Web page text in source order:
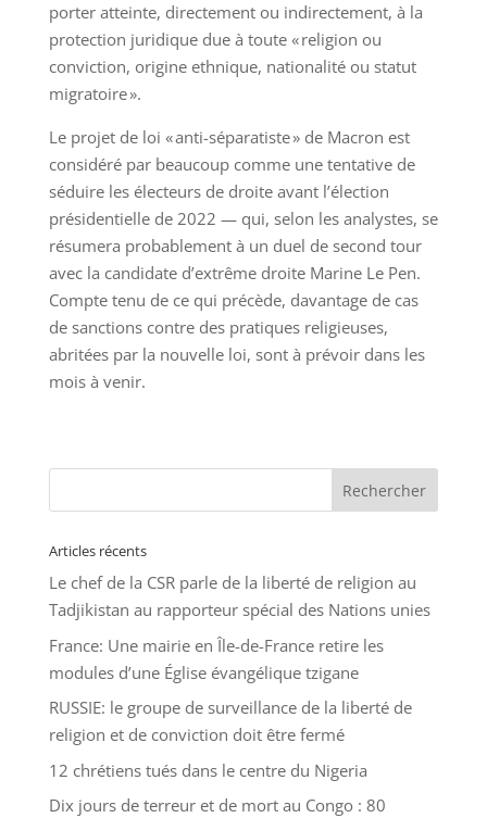
porter atteinte, directement ou indirectement, à la
protection juridique due à toute « religion ou
conviction, origine ethnique, nationalité ou statut
migratoire ».
Le projet de loi « anti-séparatiste » de Macron est
considéré par beaucoup comme une tentative de
séduire les électeurs de droite avant l’élection
présidentielle de 2022 — qui, selon les analystes, se
résumera probablement à un duel de second tour
avec la candidate d’extrême droite Marine Le Pen.
Compte tenu de ce qui précède, davantage de cas
de sanctions contre des pratiques religieuses,
abritées par la nouvelle loi, sont à prévoir dans les
mois à venir.
Articles récents
Le chef de la CSR parle de la liberté de religion au
Tadjikistan au rapporteur spécial des Nations unies
France: Une mairie en Île-de-France retire les
modules d’une Église évangélique tzigane
RUSSIE: le groupe de surveillance de la liberté de
religion et de conviction doit être fermé
12 chrétiens tués dans le centre du Nigeria
Dix jours de terreur et de mort au Congo : 80